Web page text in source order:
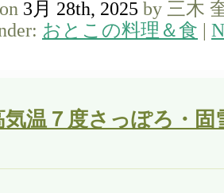
3月 28th, 2025 by 三木
おとこの料理＆食 |
気温７度さっぽろ・